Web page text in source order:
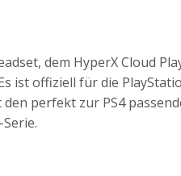
dem HyperX Cloud
ist offiziell für die
den perfekt zur PS4